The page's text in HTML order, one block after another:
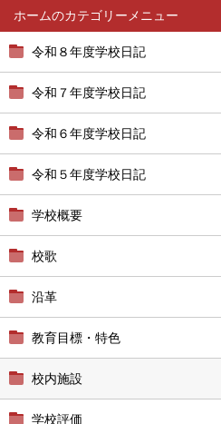
ホーム
令和８年度学校日記
令和７年度学校日記
令和６年度学校日記
令和５年度学校日記
学校概要
校歌
沿革
教育目標・特色
校内施設
学校評価